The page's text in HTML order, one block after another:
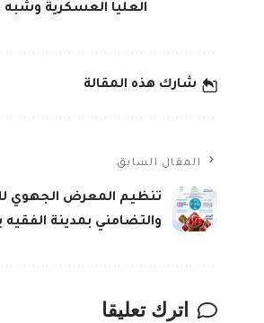
العليا العسكرية
شارك هذه المقالة
المقال السابق
تنظيم المعرض الجهوي
والتضامني بمدينة
اترك تعليقا